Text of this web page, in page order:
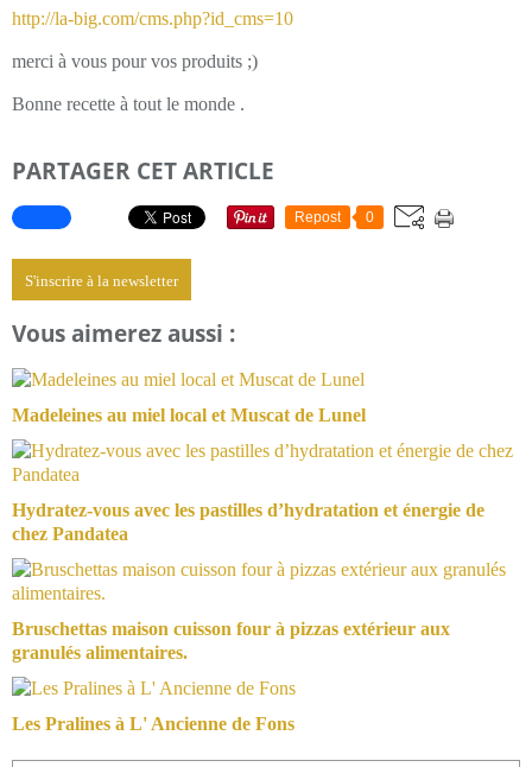
http://la-big.com/cms.php?id_cms=10
merci à vous pour vos produits ;)
Bonne recette à tout le monde .
PARTAGER CET ARTICLE
Repost 0
S'inscrire à la newsletter
Vous aimerez aussi :
Madeleines au miel local et Muscat de Lunel
Hydratez-vous avec les pastilles d’hydratation et énergie de
chez Pandatea
Bruschettas maison cuisson four à pizzas extérieur aux
granulés alimentaires.
Les Pralines à L' Ancienne de Fons